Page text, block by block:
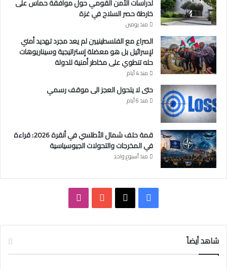
و
ج
ه
ض
ة
ف
س
ط
لدراسات الأمن القومي حول موافقة حماس على
خارطة حصر السلاح في غزة
منذ يومين
الصراع مع الفلسطينيين لم يعد مجرد تهديد أمني
لإسرائيل بل هو معضلة إستراتيجية وسيناريوهات
حله تنطوي على مخاطر أمنية للدولة
منذ 4 أيام
حتى لا يتحول العجز الى موقف رسمي
منذ 6 أيام
قمة حلف شمال الأطلسي في أنقرة 2026: قراءة
في المخرجات والتحولات الجيوسياسية
منذ أسبوع واحد
ب
u
ت
شاهد أيضاً